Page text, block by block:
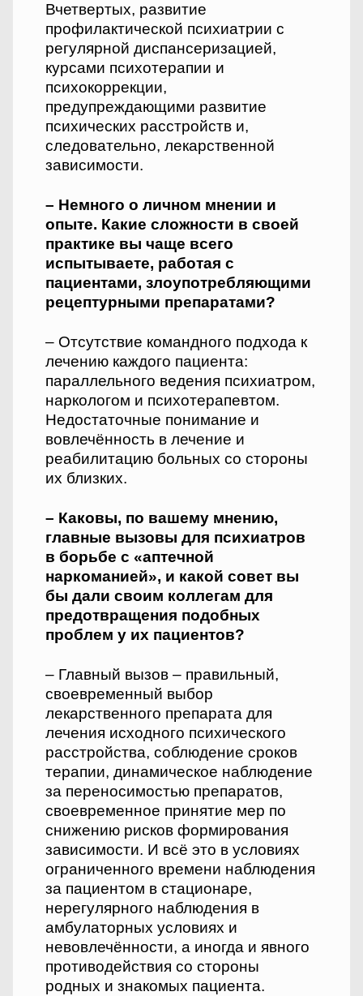
В­четвертых, развитие
профилактической психиатрии с
регулярной диспансеризацией,
курсами психотерапии и
психокоррекции,
предупреждающими развитие
психических расстройств и,
следовательно, лекарственной
зависимости.
– Немного о личном мнении и
опыте. Какие сложности в своей
практике вы чаще всего
испытываете, работая с
пациентами, злоупотребляющими
рецептурными препаратами?
– Отсутствие командного подхода к
лечению каждого пациента:
параллельного ведения психиатром,
наркологом и психотерапевтом.
Недостаточные понимание и
вовлечённость в лечение и
реабилитацию больных со стороны
их близких.
– Каковы, по вашему мнению,
главные вызовы для психиатров
в борьбе с «аптечной
наркоманией», и какой совет вы
бы дали своим коллегам для
предотвращения подобных
проблем у их пациентов?
– Главный вызов – правильный,
своевременный выбор
лекарственного препарата для
лечения исходного психического
расстройства, соблюдение сроков
терапии, динамическое наблюдение
за переносимостью препаратов,
своевременное принятие мер по
снижению рисков формирования
зависимости. И всё это в условиях
ограниченного времени наблюдения
за пациентом в стационаре,
нерегулярного наблюдения в
амбулаторных условиях и
невовлечённости, а иногда и явного
противодействия со стороны
родных и знакомых пациента.